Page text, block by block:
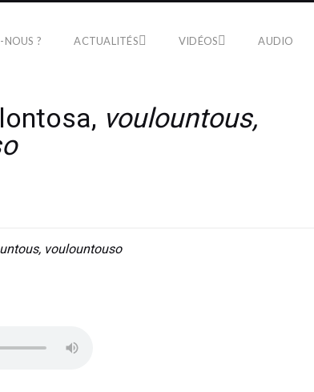
NOUS ? ACTUALITÉS VIDÉOS
AUDIO
voulountous,
voulountouso